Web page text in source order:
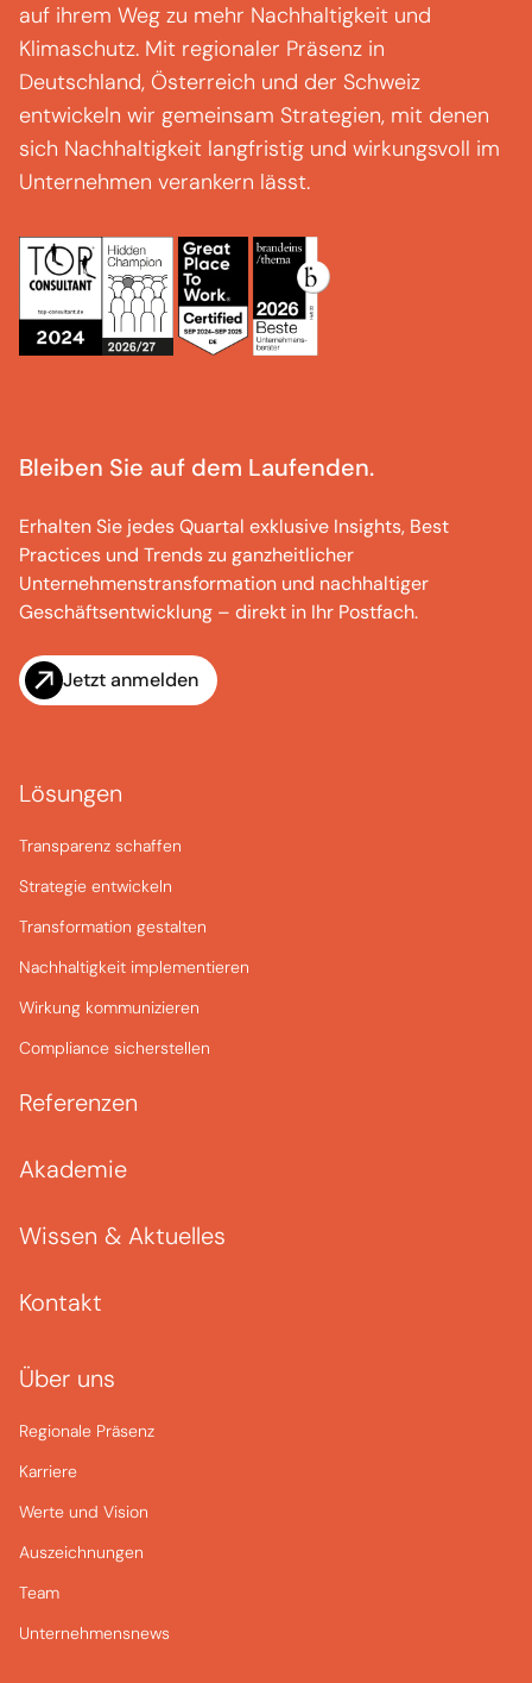
auf ihrem Weg zu mehr Nachhaltigkeit und
Klimaschutz. Mit regionaler Präsenz in
Deutschland, Österreich und der Schweiz
entwickeln wir gemeinsam Strategien, mit denen
sich Nachhaltigkeit langfristig und wirkungsvoll im
Unternehmen verankern lässt.
Bleiben Sie auf dem Laufenden.
Erhalten Sie jedes Quartal exklusive Insights, Best
Practices und Trends zu ganzheitlicher
Unternehmenstransformation und nachhaltiger
Geschäftsentwicklung – direkt in Ihr Postfach.
Jetzt anmelden
Lösungen
Transparenz schaffen
Strategie entwickeln
Transformation gestalten
Nachhaltigkeit implementieren
Wirkung kommunizieren
Compliance sicherstellen
Referenzen
Akademie
Wissen & Aktuelles
Kontakt
Über uns
Regionale Präsenz
Karriere
Werte und Vision
Auszeichnungen
Team
Unternehmensnews